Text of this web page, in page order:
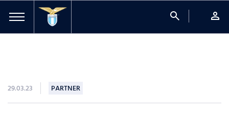
search person
29.03.23 PARTNER